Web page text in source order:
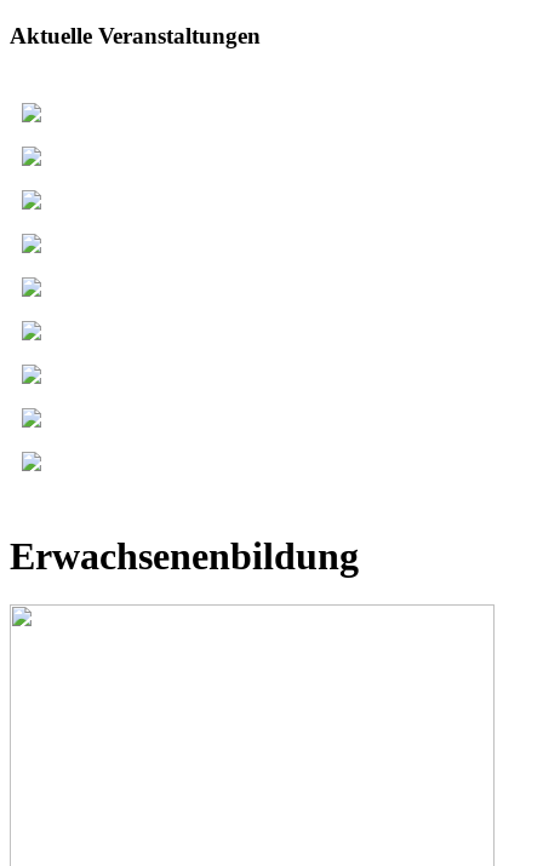
Aktuelle Veranstaltungen
Erwachsenenbildung